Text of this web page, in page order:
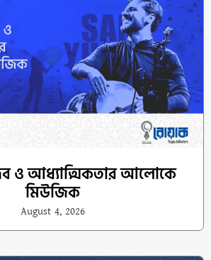
ও আধ্যাত্মিকতার আলোকে
মিউজিক
August 4, 2026